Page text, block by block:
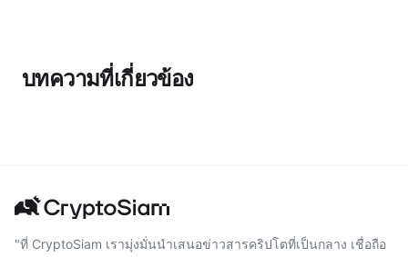
บทความที่เกี่ยวข้อง
"ที่ CryptoSiam เรามุ่งมั่นนำเสนอข่าวสารคริปโตที่เป็นกลาง เชื่อถือ